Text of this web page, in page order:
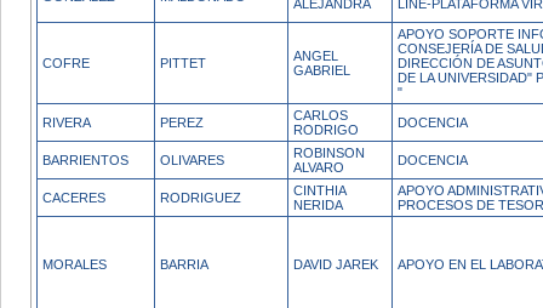
ALEJANDRA
LINE-PLATAFORMA
COFRE PITTET
ANGEL
GABRIEL
APOYO SOPORTE
CONSEJERÍA DE
DIRECCIÓN DE
DE LA UNIVERSIDAD"
"
RIVERA PEREZ
CARLOS
RODRIGO
DOCENCIA
BARRIENTOS OLIVARES
ROBINSON
ALVARO
DOCENCIA
CACERES RODRIGUEZ
CINTHIA
NERIDA
APOYO
PROCESOS DE
MORALES BARRIA DAVID JAREK APOYO EN EL